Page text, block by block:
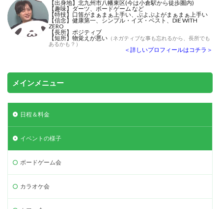
【出身地】北九州市八幡東区(今は小倉駅から徒歩圏内)
【趣味】ダーツ、ボードゲーム など
【特技】 口笛がまぁまぁ上手い、ぷよぷよがまぁまぁ上手い
【信念】健康第一、シンプル・イズ・ベスト、DIE WITH
ZERO
【長所】ポジティブ
【短所】物覚えが悪い （ネガティブな事も忘れるから、長所でも
あるかも？）
＜詳しいプロフィールはコチラ＞
メインメニュー
日程＆料金
イベントの様子
ボードゲーム会
カラオケ会